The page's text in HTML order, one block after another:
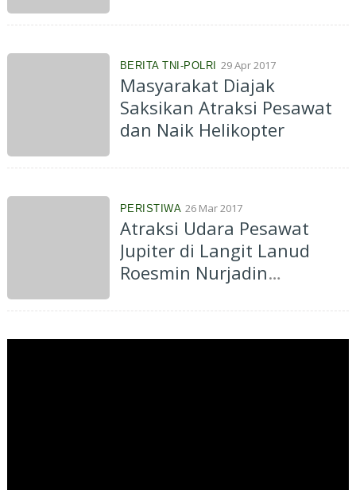
BERITA TNI-POLRI 29 Apr 2017
Masyarakat Diajak
Saksikan Atraksi Pesawat
dan Naik Helikopter
PERISTIWA 26 Mar 2017
Atraksi Udara Pesawat
Jupiter di Langit Lanud
Roesmin Nurjadin
Warga Terpukau